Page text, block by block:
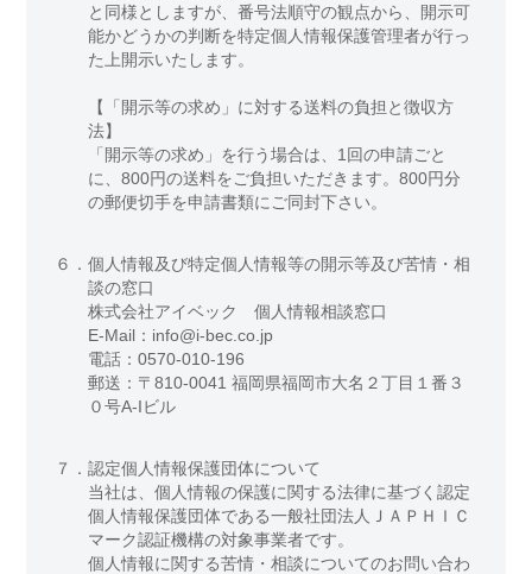
と同様としますが、番号法順守の観点から、開示可
能かどうかの判断を特定個人情報保護管理者が行っ
た上開示いたします。
【「開示等の求め」に対する送料の負担と徴収方
法】
「開示等の求め」を行う場合は、1回の申請ごと
に、800円の送料をご負担いただきます。800円分
の郵便切手を申請書類にご同封下さい。
６．個人情報及び特定個人情報等の開示等及び苦情・相
談の窓口
株式会社アイベック 個人情報相談窓口
E-Mail：info@i-bec.co.jp
電話：0570-010-196
郵送：〒810-0041 福岡県福岡市大名２丁目１番３
０号A-Iビル
７．認定個人情報保護団体について
当社は、個人情報の保護に関する法律に基づく認定
個人情報保護団体である一般社団法人ＪＡＰＨＩＣ
マーク認証機構の対象事業者です。
個人情報に関する苦情・相談についてのお問い合わ